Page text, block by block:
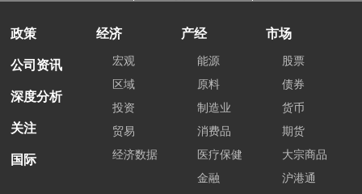
政策
公司资讯
深度分析
关注
国际
经济
宏观
区域
投资
贸易
经济数据
产经
能源
原料
制造业
消费品
医疗保健
金融
市场
股票
债券
货币
期货
大宗商品
沪港通